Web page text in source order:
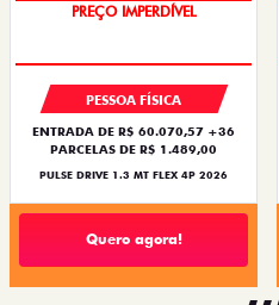
PREÇO IMPERDÍVEL
PESSOA FÍSICA
ENTRADA DE R$ 60.070,57 +36
PARCELAS DE R$ 1.489,00
PULSE DRIVE 1.3 MT FLEX 4P 2026
Quero agora!